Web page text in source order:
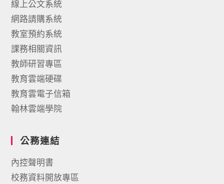
線上公文系統
網路請購系統
教室預約系統
課務相關資訊
教師研習專區
教育雲端硬碟
教育雲電子信箱
翰林雲端學院
公務連結
內控聲明書
校務資料開放專區